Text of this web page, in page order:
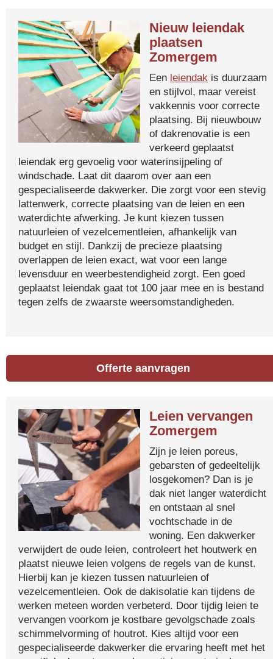
Nieuw leiendak
plaatsen
Zomergem
Een leiendak is duurzaam
en stijlvol, maar vereist
vakkennis voor correcte
plaatsing. Bij nieuwbouw
of dakrenovatie is een
verkeerd geplaatst
leiendak erg gevoelig voor waterinsijpeling of
windschade. Laat dit daarom over aan een
gespecialiseerde dakwerker. Die zorgt voor een stevig
lattenwerk, correcte plaatsing van de leien en een
waterdichte afwerking. Je kunt kiezen tussen
natuurleien of vezelcementleien, afhankelijk van
budget en stijl. Dankzij de precieze plaatsing
overlappen de leien exact, wat voor een lange
levensduur en weerbestendigheid zorgt. Een goed
geplaatst leiendak gaat tot 100 jaar mee en is bestand
tegen zelfs de zwaarste weersomstandigheden.
Offerte aanvragen
Leien vervangen
Zomergem
Zijn je leien poreus,
gebarsten of gedeeltelijk
losgekomen? Dan is je
dak niet langer waterdicht
en ontstaan al snel
vochtschade in de
woning. Een dakwerker
verwijdert de oude leien, controleert het houtwerk en
plaatst nieuwe leien volgens de regels van de kunst.
Hierbij kan je kiezen tussen natuurleien of
vezelcementleien. Ook de dakisolatie kan tijdens de
werken meteen worden verbeterd. Door tijdig leien te
vervangen voorkom je kostbare gevolgschade zoals
schimmelvorming of houtrot. Kies altijd voor een
gespecialiseerde dakwerker die ervaring heeft met het